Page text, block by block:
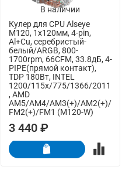
В наличии
Кулер для CPU Alseye
M120, 1х120мм, 4-pin,
Al+Cu, серебристый-
белый/ARGB, 800-
1700rpm, 66CFM, 33.8дБ, 4-
PIPE(прямой контакт),
TDP 180Вт, INTEL
1200/115x/775/1366/2011
, AMD
AM5/AM4/AM3(+)/AM2(+)/
FM2(+)/FM1 (M120-W)
3 440 ₽